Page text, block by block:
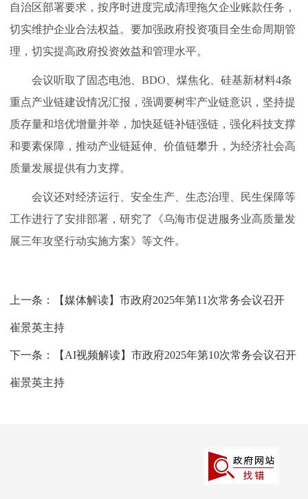
自治区部署要求，按序时进度完成清理拖欠企业账款任务，
切实维护企业合法权益。要加强政府投资项目全生命周期管
理，切实提高政府投资效益和管理水平。
会议听取了固态电池、BDO、煤焦化、硅基新材料4条
重点产业链建设情况汇报，强调要树牢产业链意识，坚持提
质存量和培优增量并举，加快延链补链强链，强化科技支撑
和要素保障，推动产业链延伸、价值链攀升，为经济社会高
质量发展提供有力支撑。
会议还对经济运行、安全生产、生态治理、民生保障等
工作进行了安排部署，研究了《乌海市促进服务业高质量发
展三年攻坚行动实施方案》等文件。
上一条： 【媒体解读】市政府2025年第11次常务会议召开
崔景英主持
下一条： 【AI视频解读】市政府2025年第10次常务会议召开
崔景英主持